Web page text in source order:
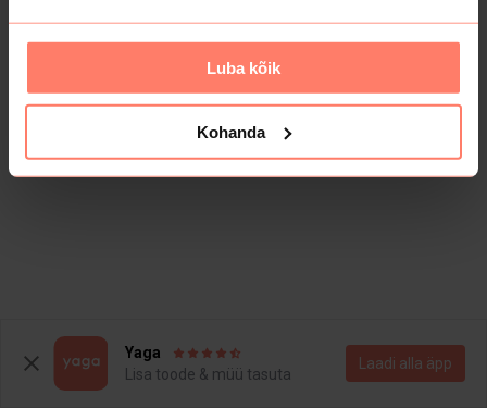
Luba kõik
Kohanda
Yaga
Lisa toode & müü tasuta
Laadi alla äpp